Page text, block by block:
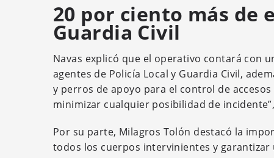
20 por ciento más de
Guardia Civil
Navas explicó que el operativo contará con
agentes de Policía Local y Guardia Civil,
y perros de apoyo para el control de
minimizar cualquier posibilidad de
Por su parte, Milagros Tolón destacó la
todos los cuerpos intervinientes y garantizar